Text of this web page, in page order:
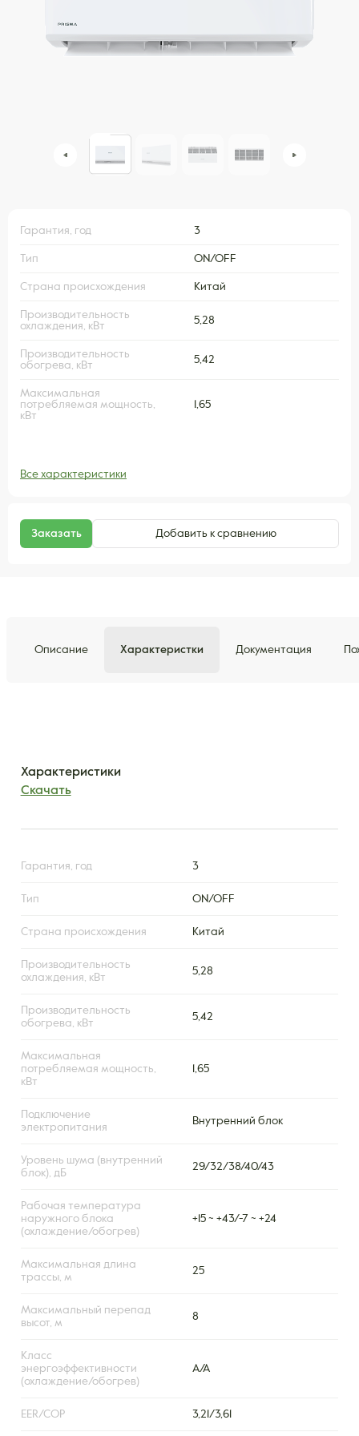
Гарантия, год 3
Тип ON/OFF
Страна происхождения Китай
Производительность
охлаждения, кВт
5,28
Производительность
обогрева, кВт
5,42
Максимальная
потребляемая мощность,
кВт
1,65
Все характеристики
Заказать Добавить к сравнению
Описание Характеристки Документация
Характеристики
Скачать
Гарантия, год 3
Тип ON/OFF
Страна происхождения Китай
Производительность
охлаждения, кВт
5,28
Производительность
обогрева, кВт
5,42
Максимальная
потребляемая мощность,
кВт
1,65
Подключение
электропитания
Внутренний блок
Уровень шума (внутренний
блок), дБ
29/32/38/40/43
Рабочая температура
наружного блока
(охлаждение/обогрев)
+15 ~ +43/-7 ~ +24
Максимальная длина
трассы, м
25
Максимальный перепад
высот, м
8
Класс
энергоэффективности
(охлаждение/обогрев)
A/A
EER/COP 3,21/3,61